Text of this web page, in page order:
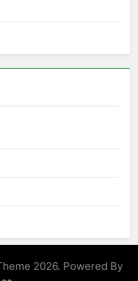
2026. Powered By